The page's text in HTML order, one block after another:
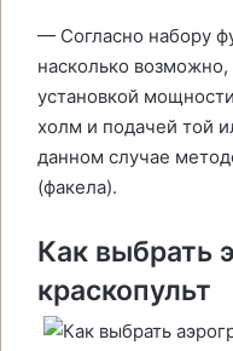
— Согласно набору
насколько
установкой
холм и подачей той
данном случае
(факела).
Как выбрать
краскопульт